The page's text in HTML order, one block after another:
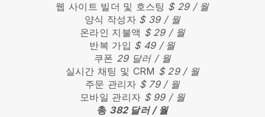
웹 사이트 빌더 및 호스팅 $ 29 / 월
양식 작성자 $ 39 / 월
온라인 지불액 $ 29 / 월
반복 가입 $ 49 / 월
쿠폰 29 달러 / 월
실시간 채팅 및 CRM $ 29 / 월
주문 관리자 $ 79 / 월
모바일 관리자 $ 99 / 월
총 382 달러 / 월